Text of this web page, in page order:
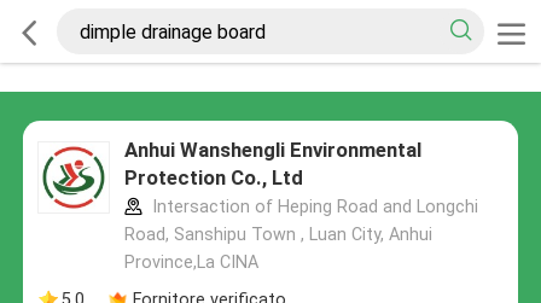
Anhui Wanshengli Environmental
Protection Co., Ltd
Intersaction of Heping Road and Longchi
Road, Sanshipu Town , Luan City, Anhui
Province,La CINA